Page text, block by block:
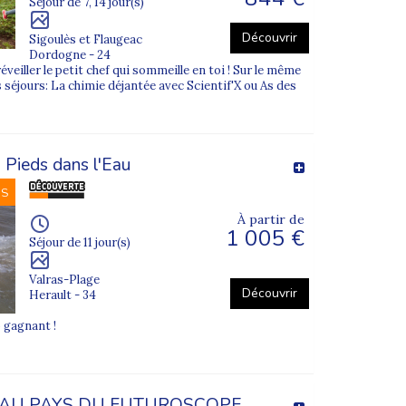
séjour le plus adapté à votre enfant.
Sigoulès et Flaugeac
Dordogne - 24
Découvrir
le petit chef qui sommeille en toi ! Sur le même
La chimie déjantée avec Scientif'X ou As des
Pieds dans l'Eau
Séjour de 11 jour(s)
Valras-Plage
Herault - 34
À partir de
1 005 €
Découvrir
!